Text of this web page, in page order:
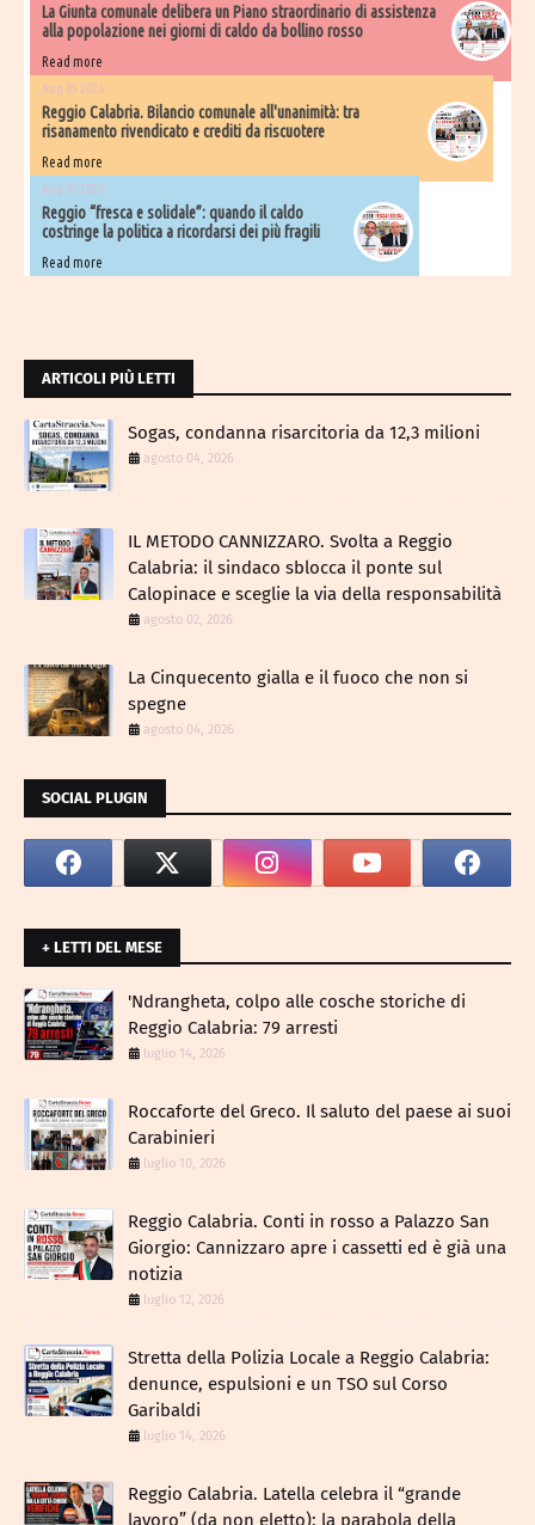
La Giunta comunale delibera un Piano straordinario di assistenza
alla popolazione nei giorni di caldo da bollino rosso
Read more
Aug 05 2026
Reggio Calabria. Bilancio comunale all'unanimità: tra
risanamento rivendicato e crediti da riscuotere
Read more
Aug 05 2026
Reggio “fresca e solidale”: quando il caldo
costringe la politica a ricordarsi dei più fragili
Read more
ARTICOLI PIÙ LETTI
Sogas, condanna risarcitoria da 12,3 milioni
agosto 04, 2026
IL METODO CANNIZZARO​. Svolta a Reggio
Calabria: il sindaco sblocca il ponte sul
Calopinace e sceglie la via della responsabilità
agosto 02, 2026
La Cinquecento gialla e il fuoco che non si
spegne
agosto 04, 2026
SOCIAL PLUGIN
+ LETTI DEL MESE
​'Ndrangheta, colpo alle cosche storiche di
Reggio Calabria: 79 arresti
luglio 14, 2026
Roccaforte del Greco. Il saluto del paese ai suoi
Carabinieri
luglio 10, 2026
Reggio Calabria. Conti in rosso a Palazzo San
Giorgio: Cannizzaro apre i cassetti ed è già una
notizia
luglio 12, 2026
​Stretta della Polizia Locale a Reggio Calabria:
denunce, espulsioni e un TSO sul Corso
Garibaldi
luglio 14, 2026
Reggio Calabria. Latella celebra il “grande
lavoro” (da non eletto): la parabola della